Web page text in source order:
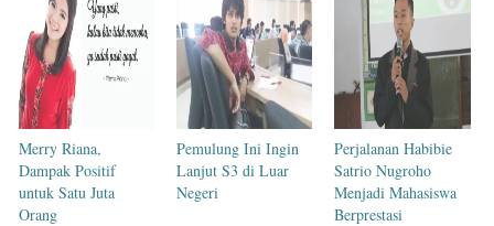
Merry Riana,
Dampak Positif
untuk Satu Juta
Orang
Pemulung Ini Ingin
Lanjut S3 di Luar
Negeri
Perjalanan Habibie
Satrio Nugroho
Menjadi Mahasiswa
Berprestasi